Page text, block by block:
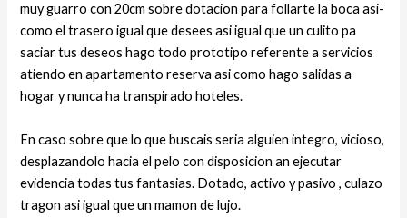
muy guarro con 20cm sobre dotacion para follarte la boca asi­
como el trasero igual que desees asi igual que un culito pa
saciar tus deseos hago todo prototipo referente a servicios
atiendo en apartamento reserva asi­ como hago salidas a
hogar y nunca ha transpirado hoteles.
En caso sobre que lo que buscais seri­a alguien integro, vicioso,
desplazandolo hacia el pelo con disposicion an ejecutar
evidencia todas tus fantasias. Dotado, activo y pasivo , culazo
tragon asi igual que un mamon de lujo.